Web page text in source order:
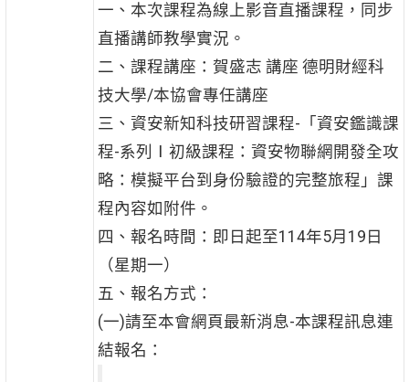
一、本次課程為線上影音直播課程，同步
直播講師教學實況。
二、課程講座：賀盛志 講座 德明財經科
技大學/本協會專任講座
三、資安新知科技研習課程-「資安鑑識課
程-系列Ⅰ初級課程：資安物聯網開發全攻
略：模擬平台到身份驗證的完整旅程」課
程內容如附件。
四、報名時間：即日起至114年5月19日
（星期一）
五、報名方式：
(一)請至本會網頁最新消息-本課程訊息連
結報名：